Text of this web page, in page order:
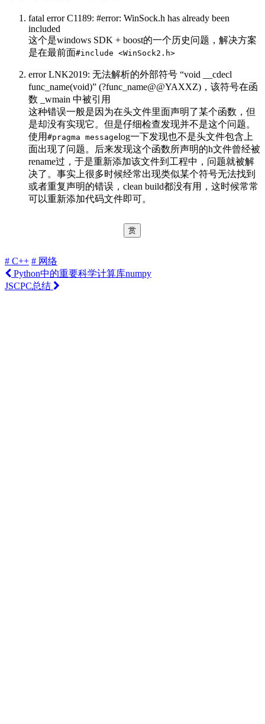
fatal error C1189: #error: WinSock.h has already been
included
这个是windows SDK + boost的一个历史问题，解决方案
是在最前面#include <WinSock2.h>
error LNK2019: 无法解析的外部符号 “void __cdecl
func_name(void)” (?func_name@@YAXXZ)，该符号在函
数 _wmain 中被引用
这种错误一般是因为在头文件里面声明了某个函数，但
是却没有实现它。但是仔细检查发现并不是这个问题。
使用 #pragma messagelog一下发现也不是头文件包含上
面出现了问题。后来发现这个函数所声明的h文件曾经被
rename过，于是重新添加该文件到工程中，问题就被解
决了。事实上很多时候经常出现类似某个符号无法找到
或者重复声明的错误，clean build都没有用，这时候常常
可以重新添加代码文件即可。
赏
# C++ # 网络
Python中的重要科学计算库numpy
JSCPC总结